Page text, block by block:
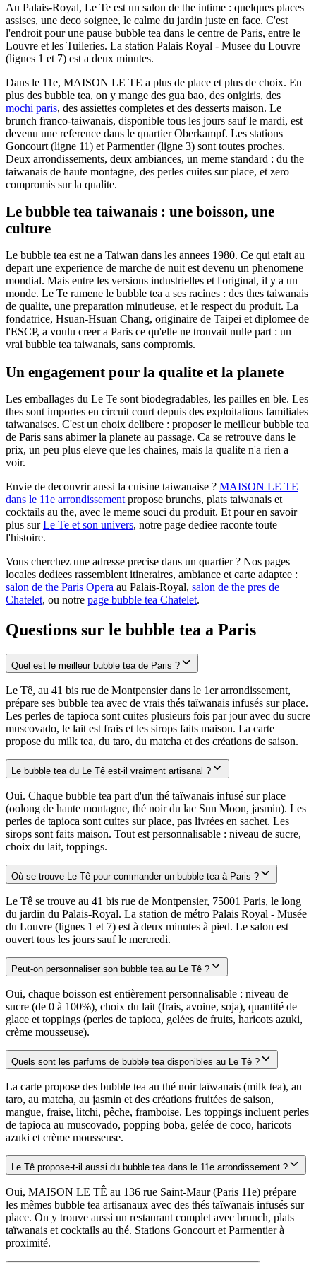
Au Palais-Royal, Le Te est un salon de the intime : quelques places
assises, une deco soignee, le calme du jardin juste en face. C'est
l'endroit pour une pause bubble tea dans le centre de Paris, entre le
Louvre et les Tuileries. La station Palais Royal - Musee du Louvre
(lignes 1 et 7) est a deux minutes.
Dans le 11e, MAISON LE TE a plus de place et plus de choix. En
plus des bubble tea, on y mange des gua bao, des onigiris, des
mochi paris, des assiettes completes et des desserts maison. Le
brunch franco-taiwanais, disponible tous les jours sauf le mardi, est
devenu une reference dans le quartier Oberkampf. Les stations
Goncourt (ligne 11) et Parmentier (ligne 3) sont toutes proches.
Deux arrondissements, deux ambiances, un meme standard : du the
taiwanais de haute montagne, des perles cuites sur place, et zero
compromis sur la qualite.
Le bubble tea taiwanais : une boisson, une
culture
Le bubble tea est ne a Taiwan dans les annees 1980. Ce qui etait au
depart une experience de marche de nuit est devenu un phenomene
mondial. Mais entre les versions industrielles et l'original, il y a un
monde. Le Te ramene le bubble tea a ses racines : des thes taiwanais
de qualite, une preparation minutieuse, et le respect du produit. La
fondatrice, Hsuan-Hsuan Chang, originaire de Taipei et diplomee de
l'ESCP, a voulu creer a Paris ce qu'elle ne trouvait nulle part : un
vrai bubble tea taiwanais, sans compromis.
Un engagement pour la qualite et la planete
Les emballages du Le Te sont biodegradables, les pailles en ble. Les
thes sont importes en circuit court depuis des exploitations familiales
taiwanaises. C'est un choix delibere : proposer le meilleur bubble tea
de Paris sans abimer la planete au passage. Ca se retrouve dans le
prix, un peu plus eleve que les chaines, mais la qualite n'a rien a
voir.
Envie de decouvrir aussi la cuisine taiwanaise ? MAISON LE TE
dans le 11e arrondissement propose brunchs, plats taiwanais et
cocktails au the, avec le meme souci du produit. Et pour en savoir
plus surLe Te et son univers, notre page dediee raconte toute
l'histoire.
Vous cherchez une adresse precise dans un quartier ? Nos pages
locales dediees rassemblent itineraires, ambiance et carte adaptee :
salon de the Paris Opera au Palais-Royal, salon de the pres de
Chatelet, ou notre page bubble tea Chatelet.
Questions sur le bubble tea a Paris
Quel est le meilleur bubble tea de Paris ?
Le Tê, au 41 bis rue de Montpensier dans le 1er arrondissement,
prépare ses bubble tea avec de vrais thés taïwanais infusés sur place.
Les perles de tapioca sont cuites plusieurs fois par jour avec du sucre
muscovado, le lait est frais et les sirops faits maison. La carte
propose du milk tea, du taro, du matcha et des créations de saison.
Le bubble tea du Le Tê est-il vraiment artisanal ?
Oui. Chaque bubble tea part d'un thé taïwanais infusé sur place
(oolong de haute montagne, thé noir du lac Sun Moon, jasmin). Les
perles de tapioca sont cuites sur place, pas livrées en sachet. Les
sirops sont faits maison. Tout est personnalisable : niveau de sucre,
choix du lait, toppings.
Où se trouve Le Tê pour commander un bubble tea à Paris ?
Le Tê se trouve au 41 bis rue de Montpensier, 75001 Paris, le long
du jardin du Palais-Royal. La station de métro Palais Royal - Musée
du Louvre (lignes 1 et 7) est à deux minutes à pied. Le salon est
ouvert tous les jours sauf le mercredi.
Peut-on personnaliser son bubble tea au Le Tê ?
Oui, chaque boisson est entièrement personnalisable : niveau de
sucre (de 0 à 100%), choix du lait (frais, avoine, soja), quantité de
glace et toppings (perles de tapioca, gelées de fruits, haricots azuki,
crème mousseuse).
Quels sont les parfums de bubble tea disponibles au Le Tê ?
La carte propose des bubble tea au thé noir taïwanais (milk tea), au
taro, au matcha, au jasmin et des créations fruitées de saison,
mangue, fraise, litchi, pêche, framboise. Les toppings incluent perles
de tapioca au muscovado, popping boba, gelée de coco, haricots
azuki et crème mousseuse.
Le Tê propose-t-il aussi du bubble tea dans le 11e arrondissement ?
Oui, MAISON LE TÊ au 136 rue Saint-Maur (Paris 11e) prépare
les mêmes bubble tea artisanaux avec des thés taïwanais infusés sur
place. On y trouve aussi un restaurant complet avec brunch, plats
taïwanais et cocktails au thé. Stations Goncourt et Parmentier à
proximité.